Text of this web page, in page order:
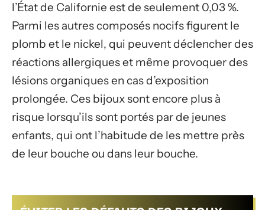
l’État de Californie est de seulement 0,03 %.
Parmi les autres composés nocifs figurent le
plomb et le nickel, qui peuvent déclencher des
réactions allergiques et même provoquer des
lésions organiques en cas d’exposition
prolongée. Ces bijoux sont encore plus à
risque lorsqu’ils sont portés par de jeunes
enfants, qui ont l’habitude de les mettre près
de leur bouche ou dans leur bouche.